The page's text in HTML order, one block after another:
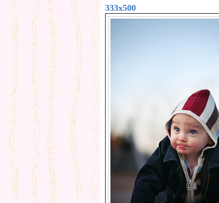
333x500